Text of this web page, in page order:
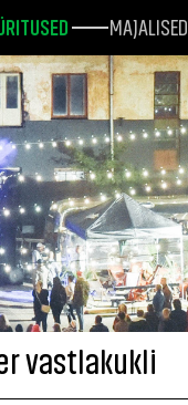
MAJALISED
vastlakukli